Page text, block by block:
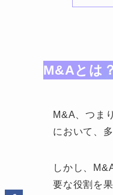
M&Aとは
M&A、つま
において、
しかし、
要な役割を